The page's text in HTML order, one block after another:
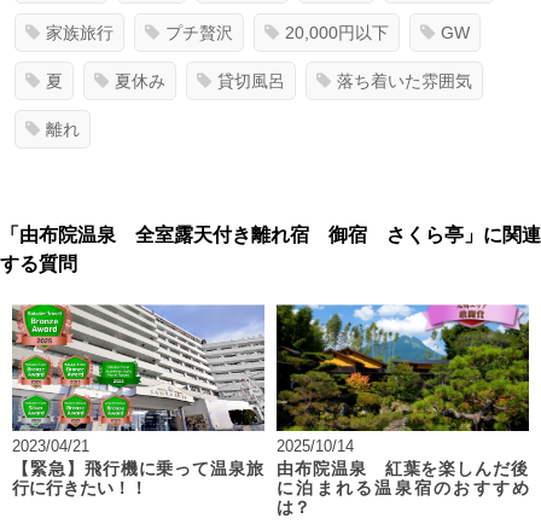
家族旅行 プチ贅沢 20,000円以下 GW
夏 夏休み 貸切風呂 落ち着いた雰囲気
離れ
「由布院温泉 全室露天付き離れ宿 御宿 さくら亭」に関連
する質問
2023/04/21
【緊急】飛行機に乗って温泉旅
行に行きたい！！
2025/10/14
由布院温泉 紅葉を楽しんだ後
に泊まれる温泉宿のおすすめ
は？